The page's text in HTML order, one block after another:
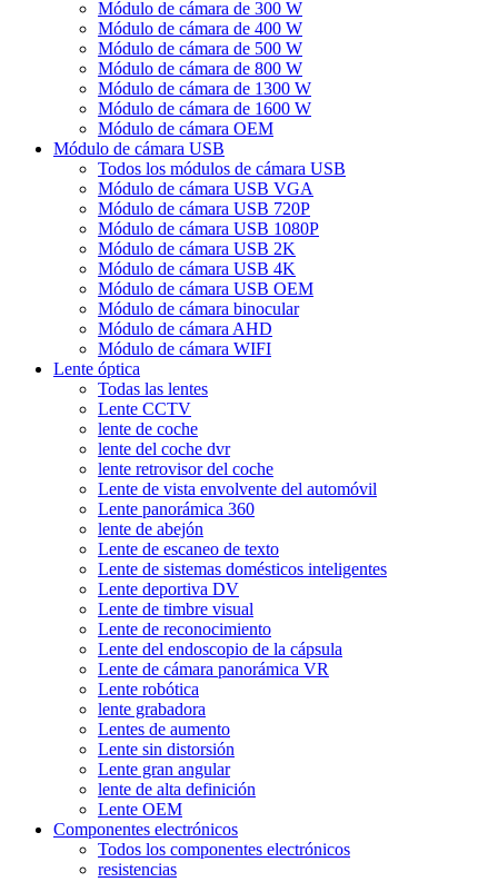
Módulo de cámara de 300 W
Módulo de cámara de 400 W
Módulo de cámara de 500 W
Módulo de cámara de 800 W
Módulo de cámara de 1300 W
Módulo de cámara de 1600 W
Módulo de cámara OEM
Módulo de cámara USB
Todos los módulos de cámara USB
Módulo de cámara USB VGA
Módulo de cámara USB 720P
Módulo de cámara USB 1080P
Módulo de cámara USB 2K
Módulo de cámara USB 4K
Módulo de cámara USB OEM
Módulo de cámara binocular
Módulo de cámara AHD
Módulo de cámara WIFI
Lente óptica
Todas las lentes
Lente CCTV
lente de coche
lente del coche dvr
lente retrovisor del coche
Lente de vista envolvente del automóvil
Lente panorámica 360
lente de abejón
Lente de escaneo de texto
Lente de sistemas domésticos inteligentes
Lente deportiva DV
Lente de timbre visual
Lente de reconocimiento
Lente del endoscopio de la cápsula
Lente de cámara panorámica VR
Lente robótica
lente grabadora
Lentes de aumento
Lente sin distorsión
Lente gran angular
lente de alta definición
Lente OEM
Componentes electrónicos
Todos los componentes electrónicos
resistencias